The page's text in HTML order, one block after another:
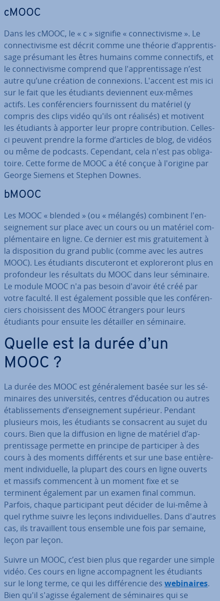
cMOOC
Dans les cMOOC, le « c » signifie « con­nec­ti­visme ». Le
con­nec­ti­visme est décrit comme une théorie d’ap­pren­tis­
sage présumant les êtres humains comme con­nec­tifs, et
le con­nec­ti­visme comprend que l'ap­pren­tis­sage n’est
autre qu’une création de con­nexions. L'accent est mis ici
sur le fait que les étudiants de­vien­nent eux-mêmes
actifs. Les con­fé­ren­ciers four­nis­sent du matériel (y
compris des clips vidéo qu'ils ont réalisés) et motivent
les étudiants à apporter leur propre con­tri­bu­tion. Celles-
ci peuvent prendre la forme d’articles de blog, de vidéos
ou même de podcasts. Cependant, cela n'est pas obli­ga­
toire. Cette forme de MOOC a été conçue à l'origine par
George Siemens et Stephen Downes.
bMOOC
Les MOOC « blended » (ou « mélangés) combinent l'en­
seig­ne­ment sur place avec un cours ou un matériel com­
plé­men­taire en ligne. Ce dernier est mis gra­tui­te­ment à
la dis­po­si­tion du grand public (comme avec les autres
MOOC). Les étudiants dis­cu­te­ront et ex­plo­re­ront plus en
pro­fon­deur les résultats du MOOC dans leur séminaire.
Le module MOOC n'a pas besoin d'avoir été créé par
votre faculté. Il est également possible que les con­fé­ren­
ciers choi­sis­sent des MOOC étrangers pour leurs
étudiants pour ensuite les détailler en séminaire.
Quelle est la durée d’un
MOOC ?
La durée des MOOC est gé­né­ra­le­ment basée sur les sé­
mi­naires des uni­ver­si­tés, centres d’éducation ou autres
éta­blis­se­ments d’en­seig­ne­ment supérieur. Pendant
plusieurs mois, les étudiants se con­sacrent au sujet du
cours. Bien que la diffusion en ligne de matériel d’ap­
pren­tis­sage permette en principe de par­ti­ci­per à des
cours à des moments dif­fé­rents et sur une base en­tiè­re­
ment in­di­vi­duelle, la plupart des cours en ligne ouverts
et massifs com­men­cent à un moment fixe et se
terminent également par un examen final commun.
Parfois, chaque par­ti­ci­pant peut décider de lui-même à
quel rythme suivre les leçons in­di­vi­duelles. Dans d'autres
cas, ils tra­vail­lent tous ensemble une fois par semaine,
leçon par leçon.
Suivre un MOOC, c’est bien plus que regarder une simple
vidéo. Ces cours en ligne ac­com­pag­nent les étudiants
sur le long terme, ce qui les dif­fé­ren­cie des we­bi­naires.
Bien qu'il s'agisse également de sé­mi­naires qui se